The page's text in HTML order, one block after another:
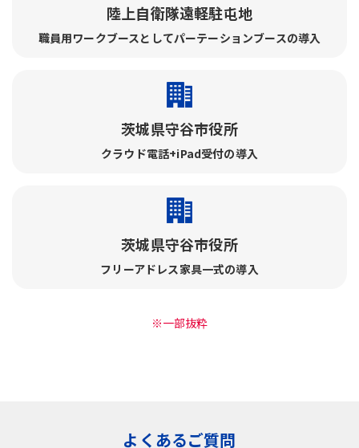
陸上自衛隊遠軽駐屯地
職員用ワークブースとしてパーテーションブースの導入
茨城県守谷市役所
クラウド電話+iPad受付の導入
茨城県守谷市役所
フリーアドレス家具一式の導入
※一部抜粋
よくあるご質問